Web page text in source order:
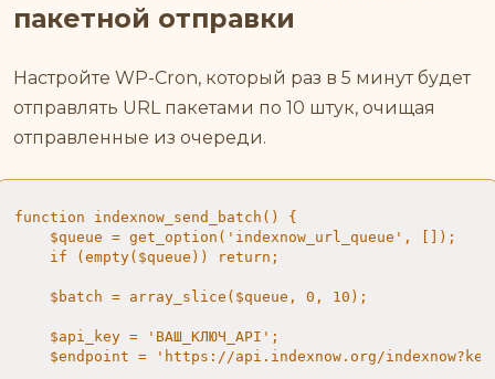
пакетной отправки
Настройте WP-Cron, который раз в 5 минут будет
отправлять URL пакетами по 10 штук, очищая
отправленные из очереди.
function indexnow_send_batch() {
    $queue = get_option('indexnow_url_queue', []);
    if (empty($queue)) return;
    $batch = array_slice($queue, 0, 10);
    $api_key = 'ВАШ_КЛЮЧ_API';
$endpoint = 'https://api.indexnow.org/